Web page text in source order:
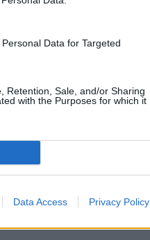
Data for Targeted
Retention, Sale, and/or Sharing
with the Purposes for which it
Data Access Privacy Policy